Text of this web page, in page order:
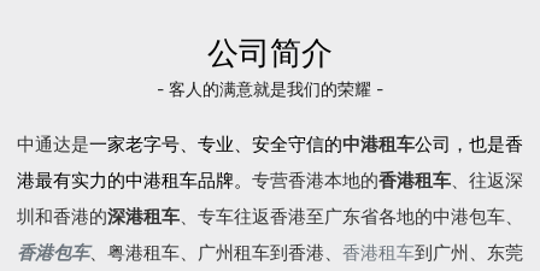
公司简介
- 客人的满意就是我们的荣耀 -
中通达是一家老字号、专业、安全守信的中港租车公司，也是香
港最有实力的中港租车品牌。 专营香港本地的香港租车、往返深
圳和香港的深港租车、专车往返香港至广东省各地的中港包车、
香港包车、 粤港租车、广州租车到香港、 香港租车到广州、东莞